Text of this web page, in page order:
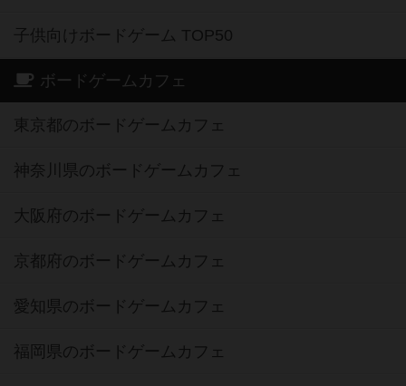
子供向けボードゲーム TOP50
ボードゲームカフェ
東京都のボードゲームカフェ
神奈川県のボードゲームカフェ
大阪府のボードゲームカフェ
京都府のボードゲームカフェ
愛知県のボードゲームカフェ
福岡県のボードゲームカフェ